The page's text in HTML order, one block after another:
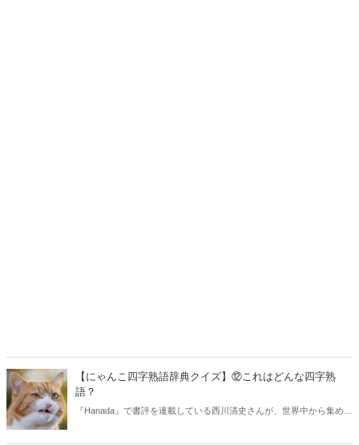
【にゃんこ四字熟語辞典クイズ】⑫これはどんな四字熟
語？
『Hanada』で書評を連載している西川清史さんが、世界中から集めた